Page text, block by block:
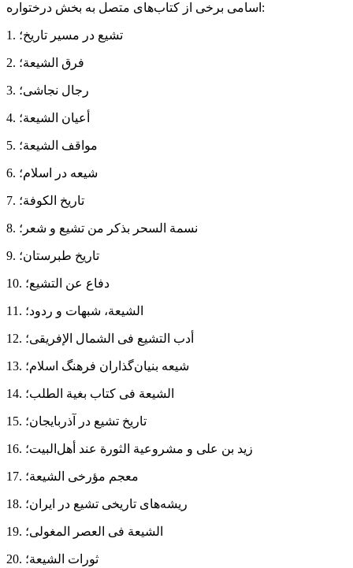
اسامی برخی از کتاب‌های متصل به بخش درختواره:
1. تشیع در مسیر تاریخ؛
2. فرق الشیعة؛
3. رجال نجاشی؛
4. أعیان الشیعة؛
5. مواقف الشیعة؛
6. شیعه در اسلام؛
7. تاریخ الكوفة؛
8. نسمة السحر بذكر من تشیع و شعر؛
9. تاریخ طبرستان؛
10. دفاع عن التشیع؛
11. الشیعة، شبهات و ردود؛
12. أدب التشیع فی الشمال الإفریقی؛
13. شیعه بنیان‌گذاران فرهنگ اسلام؛
14. الشیعة فی كتاب بغیة الطلب؛
15. تاریخ تشیع در آذربایجان؛
16. زید بن علی و مشروعیة الثورة عند أهل‌البیت؛
17. معجم مؤرخی الشیعة؛
18. ریشه‌های تاریخی تشیع در ایران؛
19. الشیعة فی العصر المغولی؛
20. ثورات الشیعة؛